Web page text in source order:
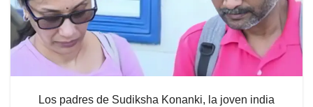
Los padres de Sudiksha Konanki, la joven india